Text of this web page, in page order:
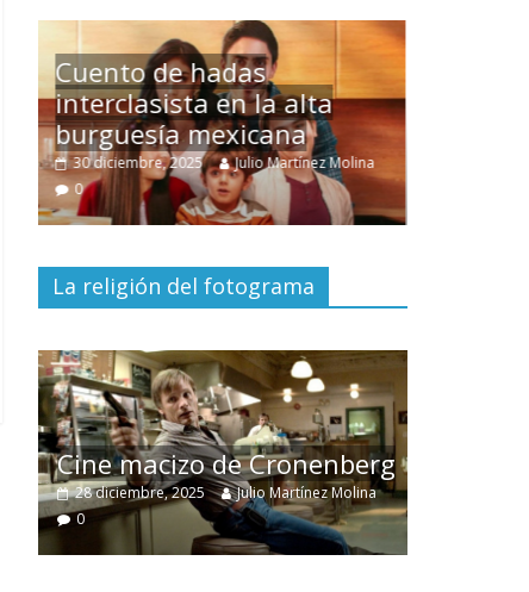
Un hombre entre dos
mundos
15 mayo, 2026 Julio Martínez Molina 0
La religión del fotograma
El documentalNuestra
tierray el despojo de los
pueblos originarios
30 junio, 2026 Julio Martínez Molina 0